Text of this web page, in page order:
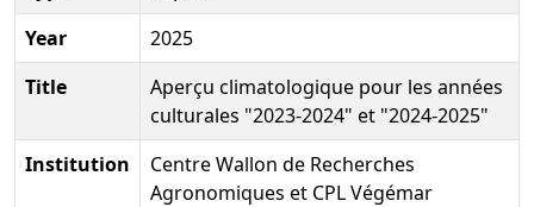
Year
2025
Title
Aperçu climatologique pour les années
culturales "2023-2024" et "2024-2025"
Institution
Centre Wallon de Recherches
Agronomiques et CPL Végémar